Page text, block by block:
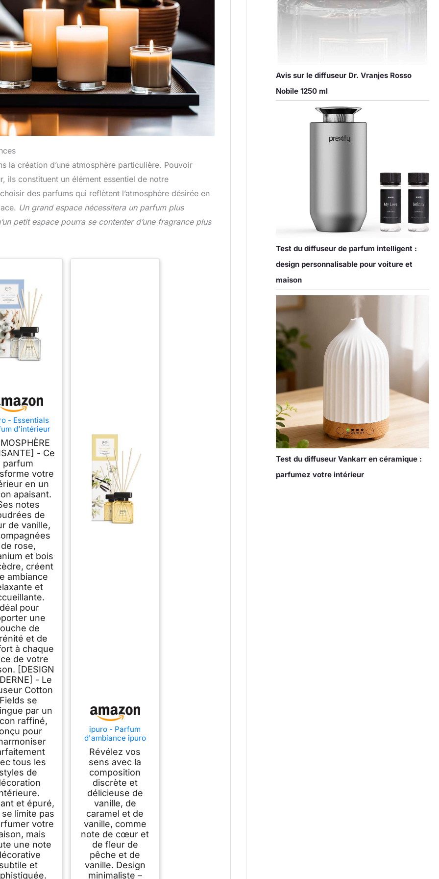
la création d’une atmosphère particulière. Pouvoir
ils constituent un élément essentiel de notre
des parfums qui reflètent l’atmosphère désirée en
Un grand espace nécessitera un parfum plus
petit espace pourra se contenter d’une fragrance plus
- Essentials
d'intérieur
Fields 50ml -
de badiane,
de Vanille,
Rose,
Bois de
- Diffuseur à
- Parfum
et élégant
Maison
- Ce
parfum
votre
en un
apaisant.
notes
de
de vanille,
de rose,
et bois
créent
ambiance
et
pour
une
de
et de
à chaque
de votre
[DESIGN
- Le
Cotton
Fields se
par un
raffiné,
pour
tous les
styles de
et épuré,
se limite pas
votre
mais
une note
subtile et
ipuro - Parfum
d'ambiance ipuro
doux vanille -
Désodorisant discret
avec une fine
vanille de
Madagascar -
Désodorisant
élégant dans
l'appartement pour
une expérience
parfumée puriste de
100 ml
Révélez vos
sens avec la
composition
discrète et
délicieuse de
vanille, de
caramel et de
vanille, comme
note de cœur et
de fleur de
pêche et de
vanille. Design
minimaliste –
Avis sur le diffuseur Dr. Vranjes Rosso
Nobile 1250 ml
Test du diffuseur de parfum intelligent :
design personnalisable pour voiture et
maison
Test du diffuseur Vankarr en céramique :
parfumez votre intérieur